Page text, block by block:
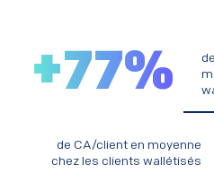
+77%
de CA/client en moyenne
chez les clients wallétisés